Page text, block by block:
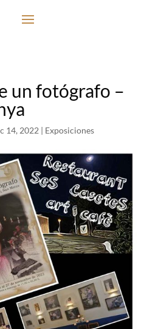
un fotógrafo –
14, 2022 | Exposiciones